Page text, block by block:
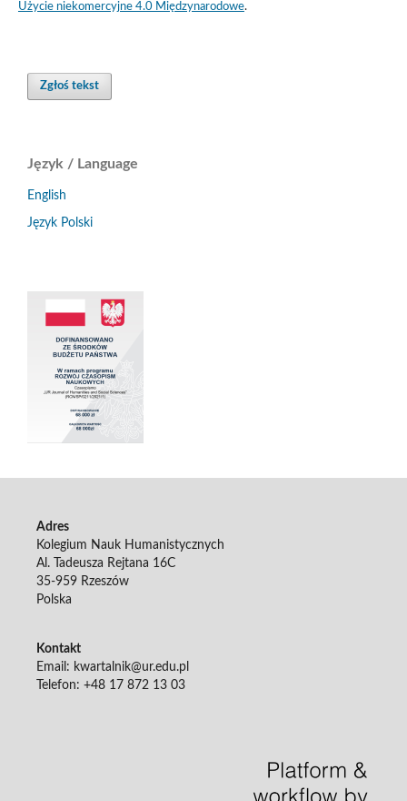
Użycie niekomercyjne 4.0 Międzynarodowe.
Zgłoś tekst
Język / Language
English
Język Polski
Adres
Kolegium Nauk Humanistycznych
Al. Tadeusza Rejtana 16C
35-959 Rzeszów
Polska
Kontakt
Email: kwartalnik@ur.edu.pl
Telefon: +48 17 872 13 03